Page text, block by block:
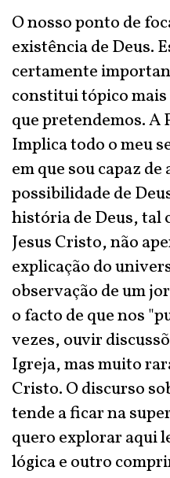
O nosso ponto de
existência de Deus.
certamente
constitui tópico
que pretendemos. A
Implica todo o meu
em que sou capaz
possibilidade de
história de Deus, tal
Jesus Cristo, não
explicação do
observação de um
o facto de que nos
vezes, ouvir
Igreja, mas muito
Cristo. O discurso
tende a ficar na
quero explorar aqui
lógica e outro